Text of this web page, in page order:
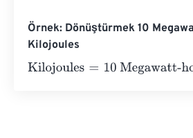
Örnek: Dönüştürmek 10
Kilojoules
Kilojoules=10 Megawatt-hours×